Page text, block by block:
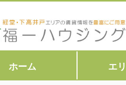
ホーム エ